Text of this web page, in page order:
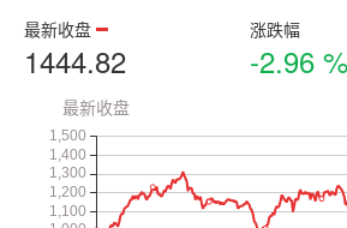
最新收盘
1444.82
涨跌幅
-2.96 %